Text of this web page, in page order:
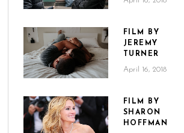
FILM BY
JEREMY
TURNER
April 16, 2018
FILM BY
SHARON
HOFFMAN